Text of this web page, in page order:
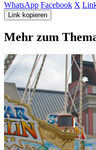
WhatsApp Facebook X
Link kopieren
Mehr zum